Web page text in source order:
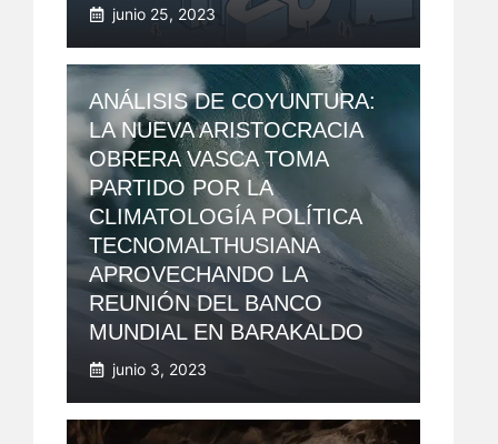
junio 25, 2023
ANÁLISIS DE COYUNTURA:
LA NUEVA ARISTOCRACIA
OBRERA VASCA TOMA
PARTIDO POR LA
CLIMATOLOGÍA POLÍTICA
TECNOMALTHUSIANA
APROVECHANDO LA
REUNIÓN DEL BANCO
MUNDIAL EN BARAKALDO
junio 3, 2023